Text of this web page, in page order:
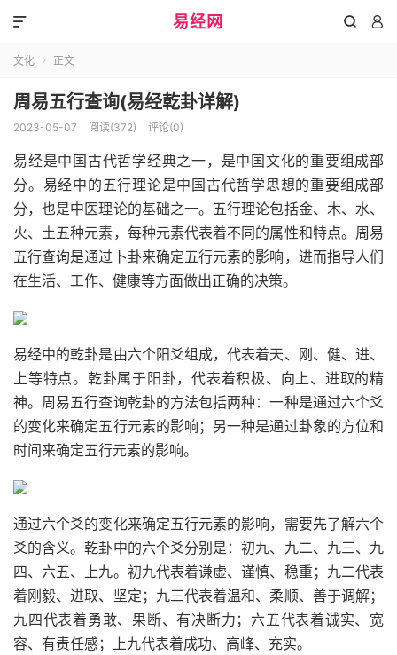
易经网  

文化  正文
周易五行查询(易经乾卦详解)
2023-05-07 阅读(372) 评论(0)
易经是中国古代哲学经典之一，是中国文化的重要组成部
分。易经中的五行理论是中国古代哲学思想的重要组成部
分，也是中医理论的基础之一。五行理论包括金、木、水、
火、土五种元素，每种元素代表着不同的属性和特点。周易
五行查询是通过卜卦来确定五行元素的影响，进而指导人们
在生活、工作、健康等方面做出正确的决策。
易经中的乾卦是由六个阳爻组成，代表着天、刚、健、进、
上等特点。乾卦属于阳卦，代表着积极、向上、进取的精
神。周易五行查询乾卦的方法包括两种：一种是通过六个爻
的变化来确定五行元素的影响；另一种是通过卦象的方位和
时间来确定五行元素的影响。
通过六个爻的变化来确定五行元素的影响，需要先了解六个
爻的含义。乾卦中的六个爻分别是：初九、九二、九三、九
四、六五、上九。初九代表着谦虚、谨慎、稳重；九二代表
着刚毅、进取、坚定；九三代表着温和、柔顺、善于调解；
九四代表着勇敢、果断、有决断力；六五代表着诚实、宽
容、有责任感；上九代表着成功、高峰、充实。